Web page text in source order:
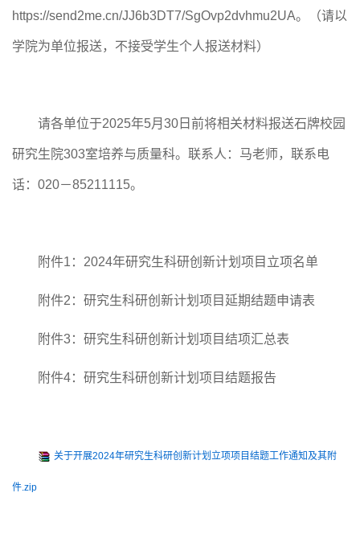
https://send2me.cn/JJ6b3DT7/SgOvp2dvhmu2UA。（请以
学院为单位报送，不接受学生个人报送材料）
请各单位于2025年5月 30 日前将相关材料报送石牌校园
研究生 院303室培养与质量科。 联系人： 马老师， 联系电
话： 020－85211115。
附件1 ： 2024年研究生科研创新计划项目 立项名单
附件2 ： 研究生科研创新计划项目 延期结题申请表
附件3： 研究生科研创新计划项目结项汇总表
附件4：研究生科研创新计划项目 结题报告
关于开展2024年研究生科研创新计划立项项目结题工作通知及其附
件.zip